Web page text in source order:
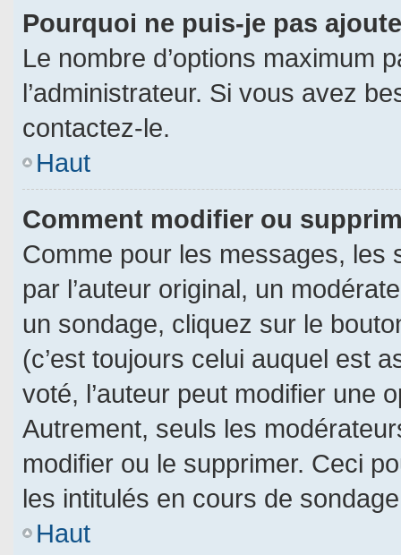
Pourquoi ne puis-je pas
Le nombre d’options maximum
l’administrateur. Si vous avez
contactez-le.
Haut
Comment modifier ou
Comme pour les messages, les
par l’auteur original, un
un sondage, cliquez sur le
(c’est toujours celui auquel est
voté, l’auteur peut modifier une
Autrement, seuls les
modifier ou le supprimer. Ceci
les intitulés en cours de
Haut